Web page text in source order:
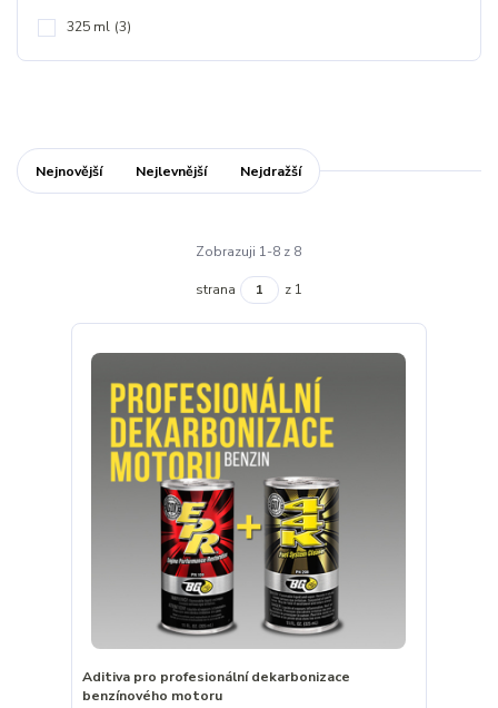
325 ml (3)
Nejnovější Nejlevnější Nejdražší
Zobrazuji 1-8 z 8
strana z 1
Aditiva pro profesionální dekarbonizace
benzínového motoru